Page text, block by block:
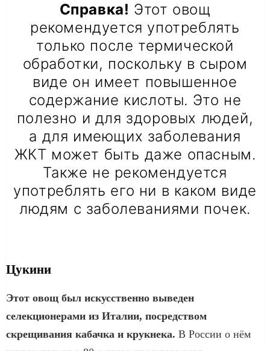
Справка! Этот овощ
рекомендуется употреблять
только после термической
обработки, поскольку в сыром
виде он имеет повышенное
содержание кислоты. Это не
полезно и для здоровых людей,
а для имеющих заболевания
ЖКТ может быть даже опасным.
Также не рекомендуется
употреблять его ни в каком виде
людям с заболеваниями почек.
Цукини
Этот овощ был искусственно выведен
селекционерами из Италии, посредством
скрещивания кабачка и крукнека. В России о нём